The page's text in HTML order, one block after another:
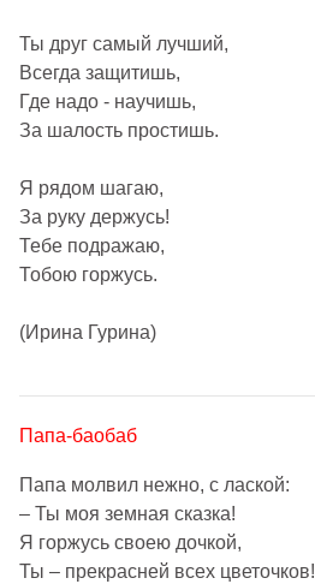
Ты друг самый лучший,
Всегда защитишь,
Где надо - научишь,
За шалость простишь.
Я рядом шагаю,
За руку держусь!
Тебе подражаю,
Тобою горжусь.
(Ирина Гурина)
Папа-баобаб
Папа молвил нежно, с лаской:
– Ты моя земная сказка!
Я горжусь своею дочкой,
Ты – прекрасней всех цветочков!